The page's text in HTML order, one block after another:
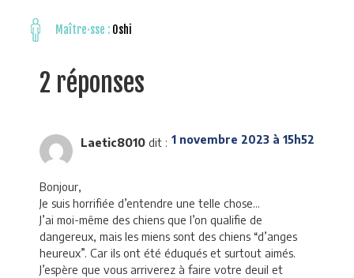
Maître·sse : Oshi
2 réponses
Laetic8010 dit : 1 novembre 2023 à 15h52
Bonjour,
Je suis horrifiée d’entendre une telle chose…
J’ai moi-même des chiens que l’on qualifie de
dangereux, mais les miens sont des chiens “d’anges
heureux”. Car ils ont été éduqués et surtout aimés.
J’espère que vous arriverez à faire votre deuil et